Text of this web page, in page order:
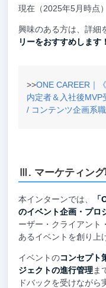
現在（2025年5月時点）
興味のある方は、詳細
リーをおすすめします！
>>ONE CAREER｜
内定者＆入社後
/ コンテンツ企画系
Ⅲ. マーケティング
本インターンでは、
のイベント企画・プロ
ーザー・クライアント
あるイベントを創り上
イベントのコンセプト
ジェクトの進行管理ま
ドバックを受けながら